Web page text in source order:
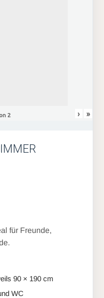
2 › »
für Freunde,
90 × 190 cm
WC